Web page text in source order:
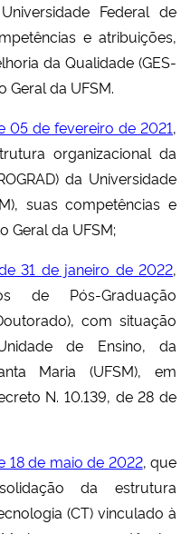
Federal de
e atribuições,
da Qualidade (GES-
Geral da UFSM.
05 de fevereiro de 2021,
organizacional da
da Universidade
suas competências e
Geral da UFSM;
31 de janeiro de 2022,
de Pós-Graduação
com situação
de Ensino, da
Maria (UFSM), em
N. 10.139, de 28 de
18 de maio de 2022, que
da estrutura
(CT) vinculado à